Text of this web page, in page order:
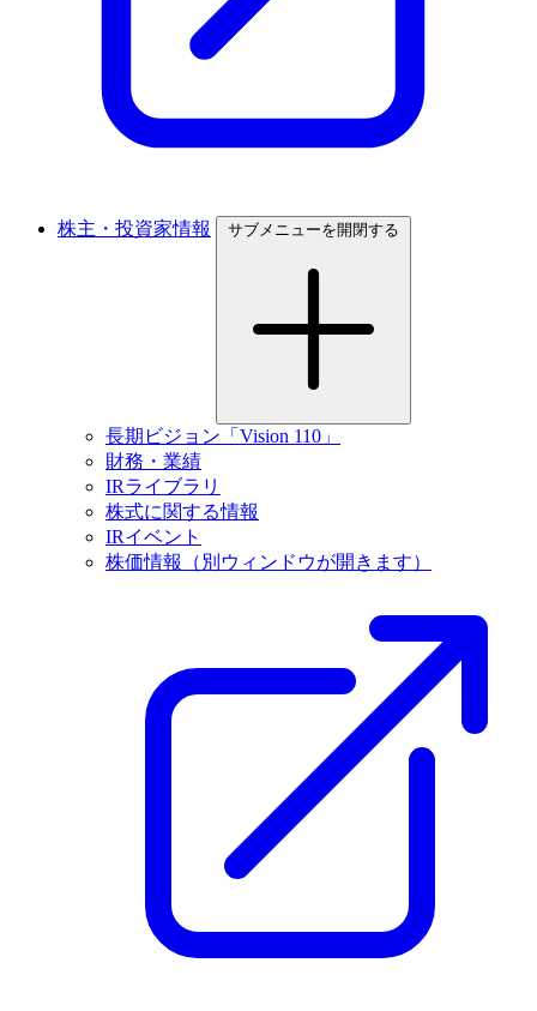
株主・投資家情報 サブメニューを開閉する
長期ビジョン「Vision 110」
財務・業績
IRライブラリ
株式に関する情報
IRイベント
株価情報
（別ウィンドウが開きます）